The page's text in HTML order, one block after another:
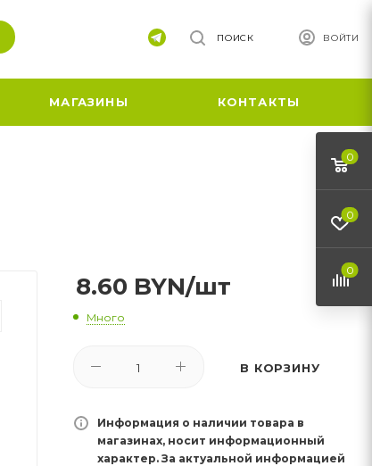
ВОЙТИ
ПОИСК
МАГАЗИНЫ КОНТАКТЫ
8.60 BYN/шт
Много
В КОРЗИНУ
Информация о наличии товара в
магазинах, носит информационный
характер. За актуальной информацией
0
0
0